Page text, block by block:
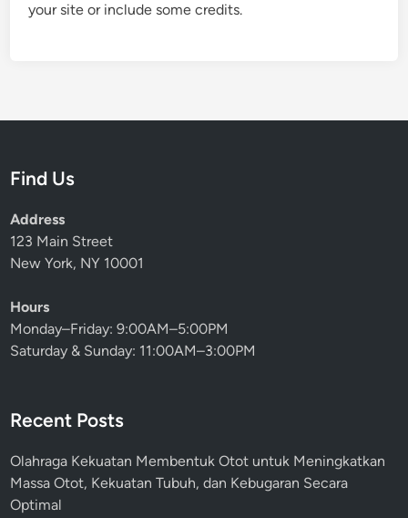
your site or include some credits.
Find Us
Address
123 Main Street
New York, NY 10001
Hours
Monday–Friday: 9:00AM–5:00PM
Saturday & Sunday: 11:00AM–3:00PM
Recent Posts
Olahraga Kekuatan Membentuk Otot untuk Meningkatkan
Massa Otot, Kekuatan Tubuh, dan Kebugaran Secara
Optimal